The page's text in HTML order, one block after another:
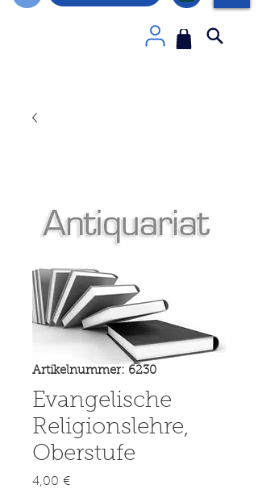
Artikelnummer: 6230
Evangelische
Religionslehre,
Oberstufe
4,00 €Preis